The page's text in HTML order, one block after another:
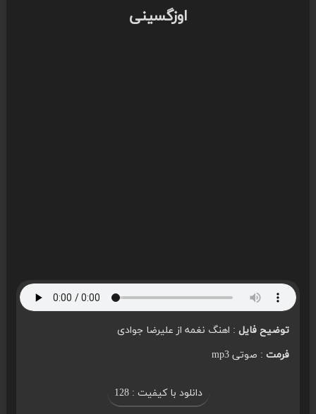
اوزگسینی
توضیح فایل: اهنگ نغمه از علیرضا جوادی
فرمت: صوتی mp3
دانلود با کیفیت : 128